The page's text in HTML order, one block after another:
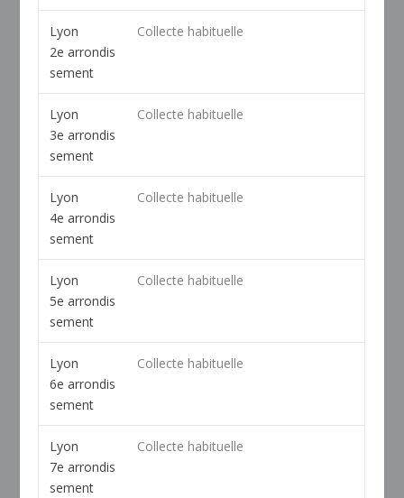
Lyon
2earrondis
sement
Collecte habituelle
Lyon
3earrondis
sement
Collecte habituelle
Lyon
4earrondis
sement
Collecte habituelle
Lyon
5earrondis
sement
Collecte habituelle
Lyon
6earrondis
sement
Collecte habituelle
Lyon
7earrondis
sement
Collecte habituelle